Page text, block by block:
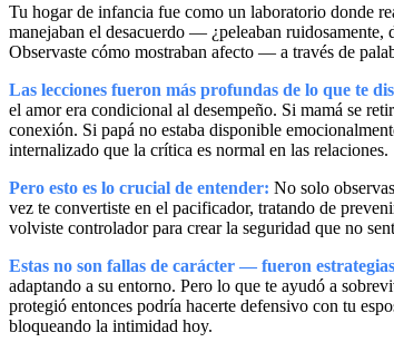
Tu hogar de infancia fue como un laboratorio donde
manejaban el desacuerdo — ¿peleaban ruidosamente,
Observaste cómo mostraban afecto — a través de
Las lecciones fueron más profundas de lo que te
el amor era condicional al desempeño. Si mamá se
conexión. Si papá no estaba disponible
internalizado que la crítica es normal en las relaciones.
Pero esto es lo crucial de entender: No solo
vez te convertiste en el pacificador, tratando de
volviste controlador para crear la seguridad que no
Estas no son fallas de carácter — fueron
adaptando a su entorno. Pero lo que te ayudó a
protegió entonces podría hacerte defensivo con tu
bloqueando la intimidad hoy.